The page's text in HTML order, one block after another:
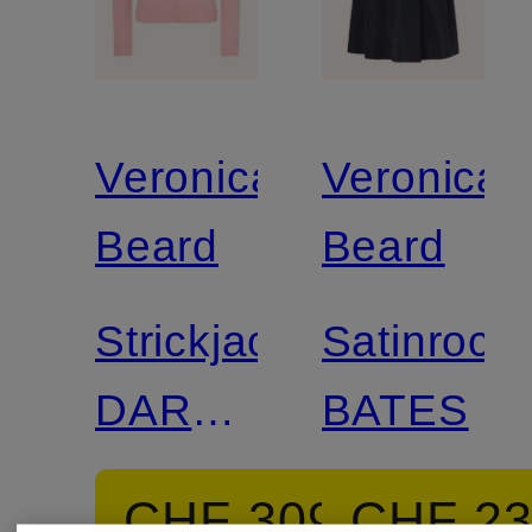
Veronica
Beard
Strickjacke
DARO
aus
CHF 309
Veronica
Beard
Satinrock
BATES
CHF